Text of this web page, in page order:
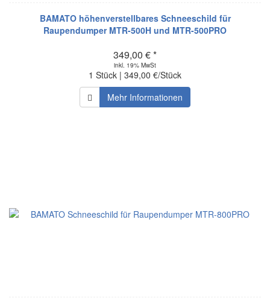
BAMATO höhenverstellbares Schneeschild für
Raupendumper MTR-500H und MTR-500PRO
349,00 € *
inkl. 19% MwSt
1 Stück | 349,00 €/Stück
Mehr Informationen